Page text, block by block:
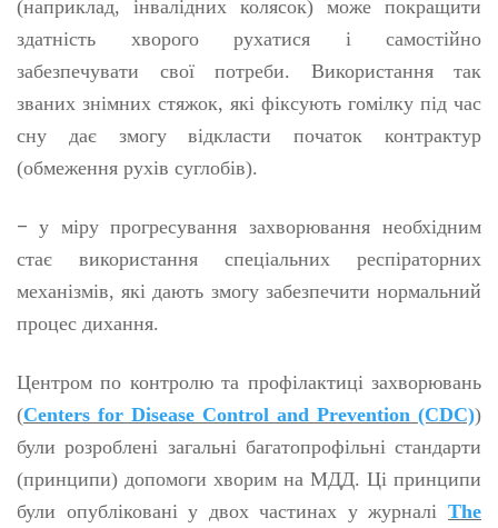
(наприклад, інвалідних колясок) може покращити
здатність хворого рухатися і самостійно
забезпечувати свої потреби. Використання так
званих знімних стяжок, які фіксують гомілку під час
сну дає змогу відкласти початок контрактур
(обмеження рухів суглобів).
– у міру прогресування захворювання необхідним
стає використання спеціальних респіраторних
механізмів, які дають змогу забезпечити нормальний
процес дихання.
Центром по контролю та профілактиці захворювань
(Centers for Disease Control and Prevention (CDC))
були розроблені загальні багатопрофільні стандарти
(принципи) допомоги хворим на МДД. Ці принципи
були опубліковані у двох частинах у журналі The